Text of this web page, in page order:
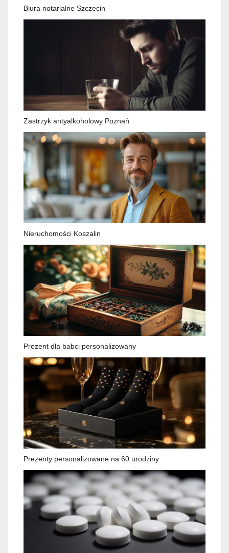
Biura notarialne Szczecin
Zastrzyk antyalkoholowy Poznań
Nieruchomości Koszalin
Prezent dla babci personalizowany
Prezenty personalizowane na 60 urodziny